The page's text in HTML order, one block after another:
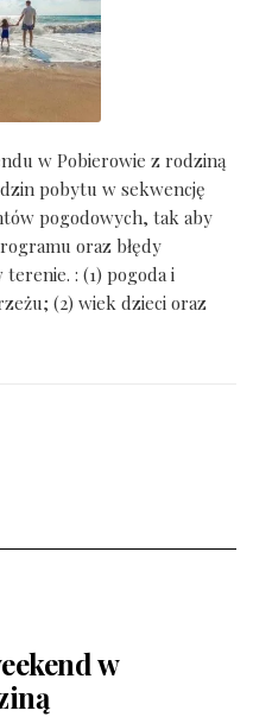
w Pobierowie z rodziną
pobytu w sekwencję
pogodowych, tak aby
oraz błędy
: (1) pogoda i
(2) wiek dzieci oraz
w